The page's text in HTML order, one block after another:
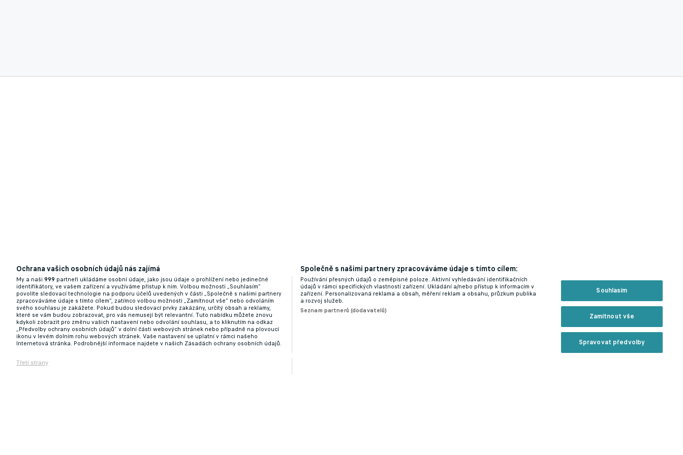
Ochrana vašich osobních údajů nás zajímá
My a naši 999 partneři ukládáme osobní údaje, jako jsou údaje o prohlížení nebo jedinečné
identifikátory, ve vašem zařízení a využíváme přístup k nim. Volbou možnosti „Souhlasím“
povolíte sledovací technologie na podporu účelů uvedených v části „Společně s našimi partnery
zpracováváme údaje s tímto cílem“, zatímco volbou možnosti „Zamítnout vše“ nebo odvoláním
svého souhlasu je zakážete. Pokud budou sledovací prvky zakázány, určitý obsah a reklamy,
které se vám budou zobrazovat, pro vás nemusejí být relevantní. Tuto nabídku můžete znovu
kdykoli zobrazit pro změnu vašich nastavení nebo odvolání souhlasu, a to kliknutím na odkaz
„Předvolby ochrany osobních údajů“ v dolní části webových stránek nebo případně na plovoucí
ikonu v levém dolním rohu webových stránek. Vaše nastavení se uplatní v rámci našeho
Internetová stránka. Podrobnější informace najdete v našich Zásadách ochrany osobních údajů.
Třetí strany
Společně s našimi partnery zpracováváme údaje s tímto cílem:
Používání přesných údajů o zeměpisné poloze. Aktivní vyhledávání identifikačních
údajů v rámci specifických vlastností zařízení. Ukládání a/nebo přístup k informacím v
zařízení. Personalizovaná reklama a obsah, měření reklam a obsahu, průzkum publika
a rozvoj služeb.
Seznam partnerů (dodavatelů)
Souhlasím
Zamítnout vše
Spravovat předvolby